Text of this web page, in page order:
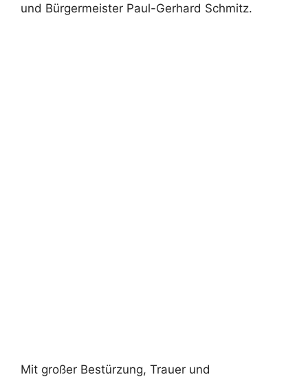
und Bürgermeister Paul-Gerhard Schmitz.
Mit großer Bestürzung, Trauer und